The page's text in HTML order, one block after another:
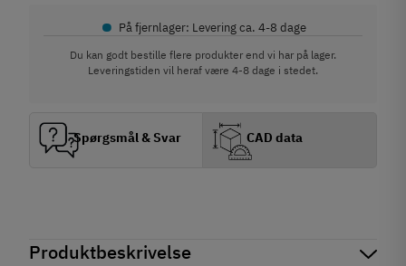
Produktbeskrivelse
• På fjernlager: Levering ca. 4-8 dage
Du kan godt bestille flere produkter end vi har på lager.
Leveringstiden vil heraf være 4-8 dage i stedet.
Spørgsmål & Svar CAD data